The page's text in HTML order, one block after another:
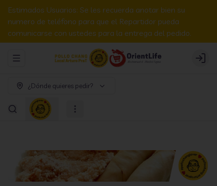
Estimados Usuarios: Se les recuerda anotar bien su
numero de teléfono para que el Repartidor pueda
comunicarse con ustedes para la entrega del pedido.
Abrir menu de navegación Login
¿Dónde quieres pedir?